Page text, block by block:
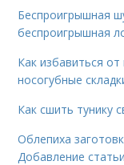
Беспроигрышная
беспроигрышная
Как избавиться
носогубные
Как сшить тунику
Облепиха
Добавление